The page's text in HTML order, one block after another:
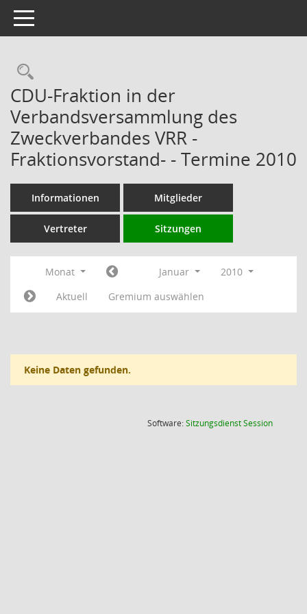
Toggle navigation
Rechercheauswahl
CDU-Fraktion in der
Verbandsversammlung des
Zweckverbandes VRR -
Fraktionsvorstand- - Termine 2010
Informationen Mitglieder
Vertreter Sitzungen
Monat Januar
2010
Aktuell
Gremium auswählen
Keine Daten gefunden.
Software:SitzungsdienstSession(Wird in